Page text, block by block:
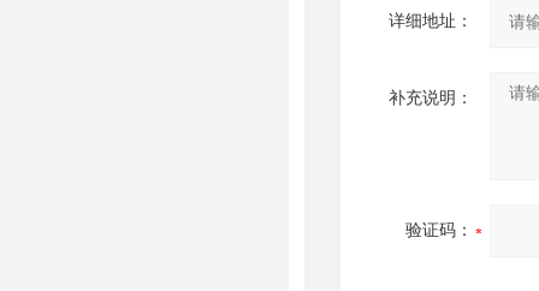
详细地址：
补充说明：
验证码：